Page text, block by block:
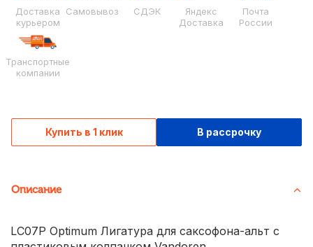
Доставка
курьером
Самовывоз СДЭК
Яндекс
Доставка
Почта
России
Транспортные
компании
Купить в 1 клик В рассрочку
Описание
LC07P Optimum Лигатура для саксофона-альт с